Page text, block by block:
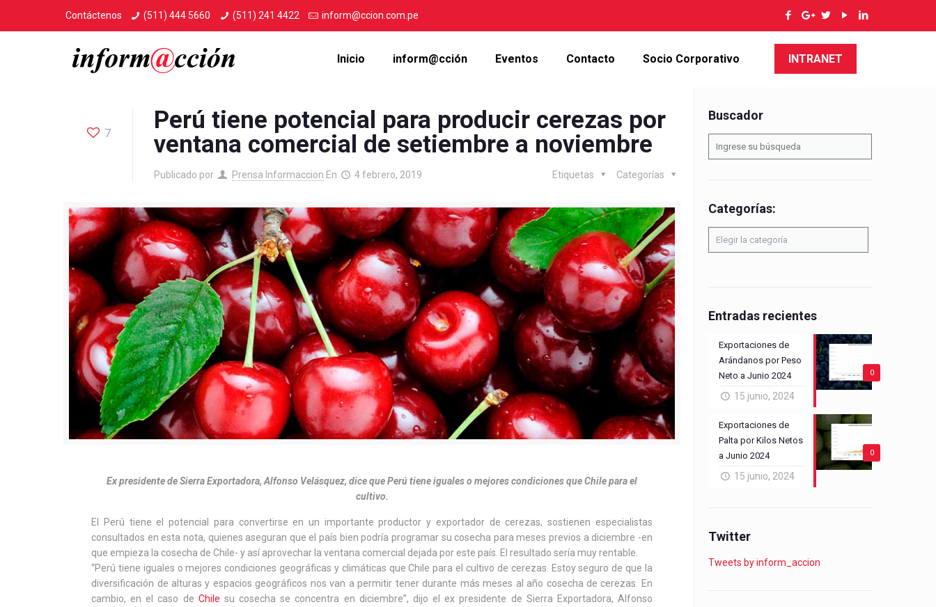
Contáctenos (511) 444 5660 (511) 241 4422 inform@ccion.com.pe
Inicio inform@cción Eventos Contacto Socio Corporativo INTRANET
7
Perú tiene potencial para producir cerezas por
ventana comercial de setiembre a noviembre
Publicado por Prensa Informaccion En 4 febrero, 2019 Categorías
Etiquetas
Ex presidente de Sierra Exportadora, Alfonso Velásquez, dice que Perú tiene iguales o mejores condiciones que Chile para el
cultivo.
El Perú tiene el potencial para convertirse en un importante productor y exportador de cerezas, sostienen especialistas
consultados en esta nota, quienes aseguran que el país bien podría programar su cosecha para meses previos a diciembre -en
que empieza la cosecha de Chile- y así aprovechar la ventana comercial dejada por este país. El resultado sería muy rentable.
“Perú tiene iguales o mejores condiciones geográficas y climáticas que Chile para el cultivo de cerezas. Estoy seguro de que la
diversificación de alturas y espacios geográficos nos van a permitir tener durante más meses al año cosecha de cerezas. En
cambio, en el caso de Chile su cosecha se concentra en diciembre”, dijo el ex presidente de Sierra Exportadora, Alfonso
Buscador
Categorías:
Categorías:
Entradas recientes
0
Exportaciones de
Arándanos por Peso
Neto a Junio 2024
15 junio, 2024
0
Exportaciones de
Palta por Kilos Netos
a Junio 2024
15 junio, 2024
Twitter
Tweets by inform_accion